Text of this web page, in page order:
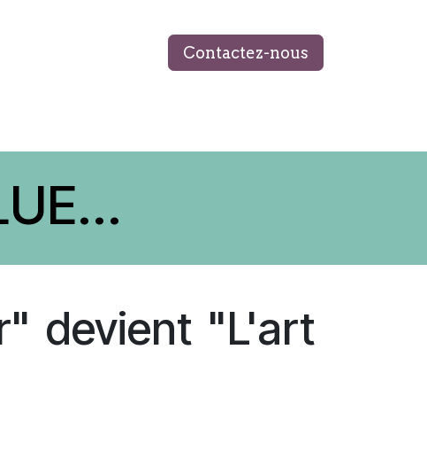
Contactez-nous
devient "L'art